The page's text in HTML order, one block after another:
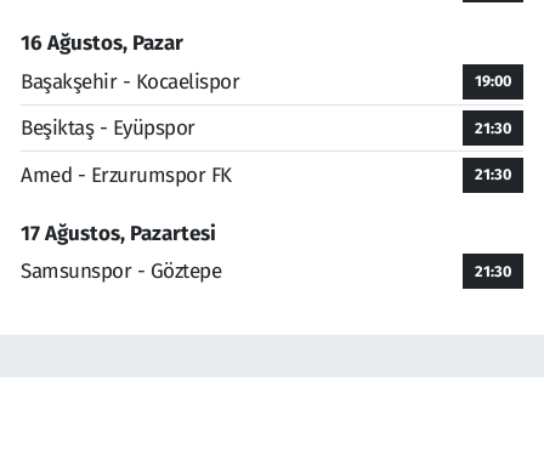
16 Ağustos, Pazar
Başakşehir - Kocaelispor
19:00
Beşiktaş - Eyüpspor 21:30
Amed - Erzurumspor FK 21:30
17 Ağustos, Pazartesi
Samsunspor - Göztepe
21:30